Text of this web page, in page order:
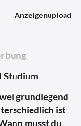
Anzeigenupload
Studium
grundlegend
ist
musst du